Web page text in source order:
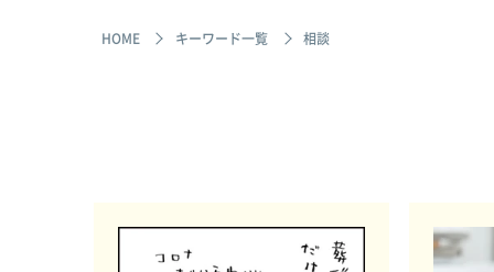
HOME キーワード一覧 相談